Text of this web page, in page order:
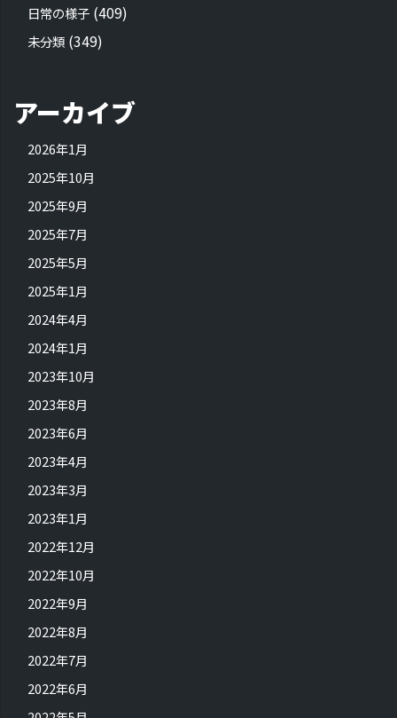
日常の様子 (409)
未分類 (349)
アーカイブ
2026年1月
2025年10月
2025年9月
2025年7月
2025年5月
2025年1月
2024年4月
2024年1月
2023年10月
2023年8月
2023年6月
2023年4月
2023年3月
2023年1月
2022年12月
2022年10月
2022年9月
2022年8月
2022年7月
2022年6月